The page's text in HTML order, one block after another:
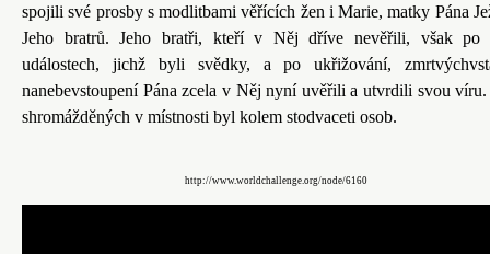
spojili své prosby s modlitbami věřících žen i Marie, matky Pána
Jeho bratrů. Jeho bratři, kteří v Něj dříve nevěřili, však po
událostech, jichž byli svědky, a po ukřižování,
nanebevstoupení Pána zcela v Něj nyní uvěřili a utvrdili svou víru.
shromážděných v místnosti byl kolem stodvaceti osob.
http://www.worldchallenge.org/node/6160